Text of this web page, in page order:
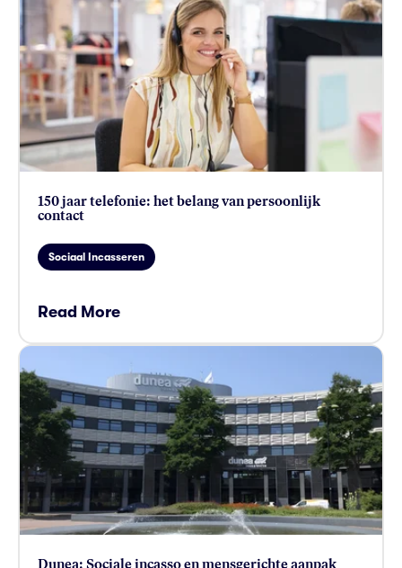
150 jaar telefonie: het belang van persoonlijk
contact
Sociaal Incasseren
Read More
Dunea: Sociale incasso en mensgerichte aanpak
card link